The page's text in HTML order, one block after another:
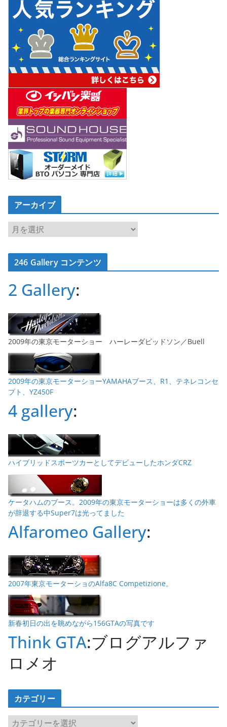
アーカイブ
ア
ー
カ
イ246 Gallery コンテンツ
2 Gallery:
2009年の東京モーターショー ハーレーダビッドソン／Buell
2009年の東京モーターショーYAMAHAブース、R1、テネレコンセ
プト、YZ450F
4 gallery:
ハイブリッドスポーツカーとしてデビューしたホンダCRZ
ケータハムのブース。2009年の東京モーターショーは多くの外車
が辞退する中Super7は光ってました
Alfaromeo Gallery:
2007年東京モーターショのAlfa8C Competizione。
新春初日の出を眺めながら156GTAの写真です
Think GTA:ブログアルファ
ロメオ
カテゴリー
カ